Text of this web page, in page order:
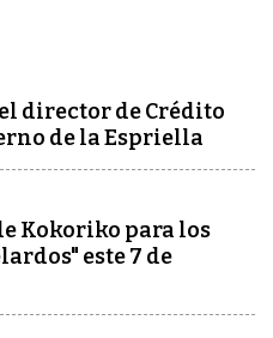
director de Crédito
de la Espriella
Kokoriko para los
este 7 de